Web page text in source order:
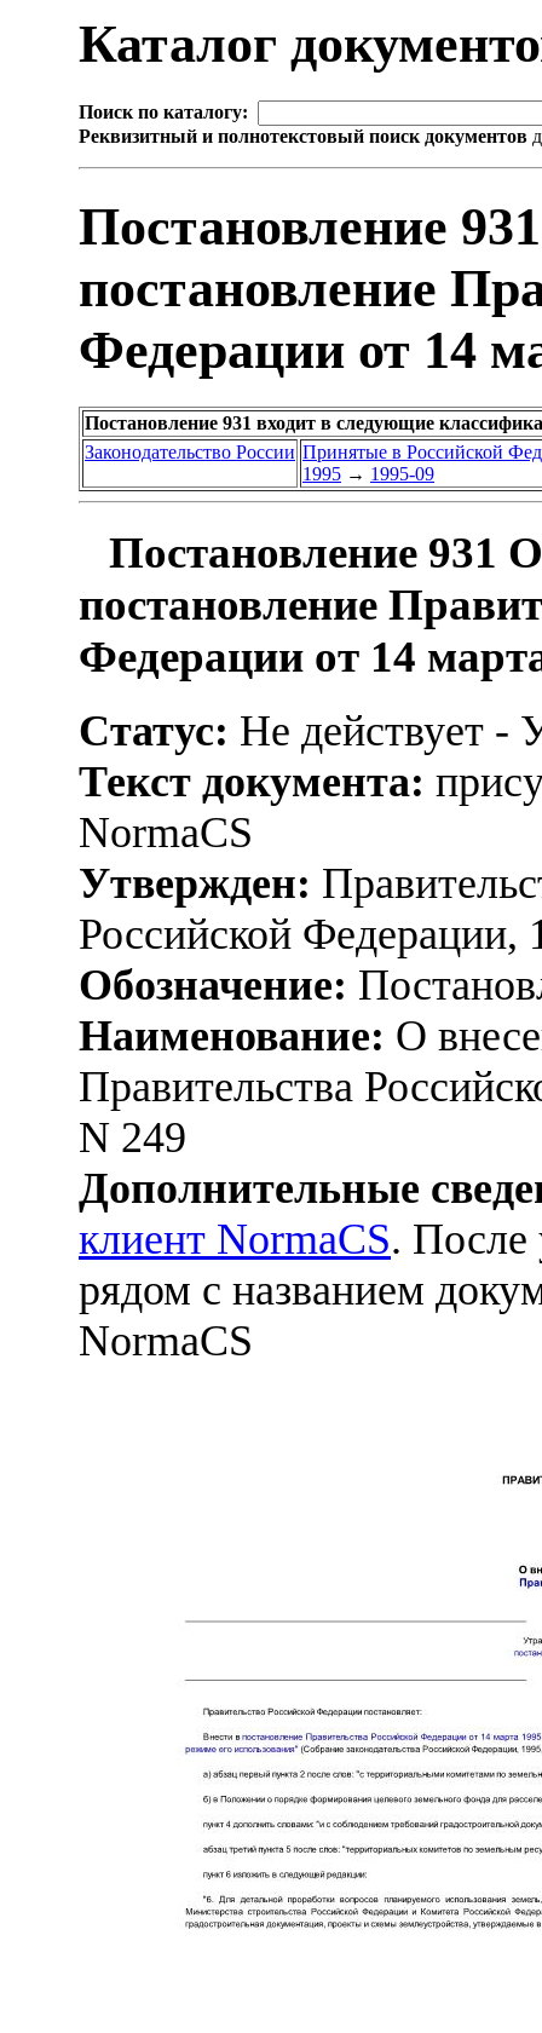
Каталог
Поиск по каталогу:
Реквизитный и полнотекстовый поиск документов
Постановление
постановление
Федерации от 14
Постановление 931 входит в следующие
Законодательство России Принятые в Российской
1995 → 1995-09
Постановление 931
постановление
Федерации от 14
Статус: Не действует -
Текст документа:
NormaCS
Утвержден:
Российской Федерации,
Обозначение:
Наименование: О
Правительства
N 249
Дополнительные
клиент NormaCS. После
рядом с названием
NormaCS